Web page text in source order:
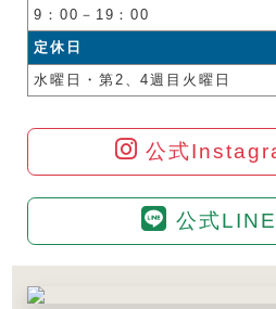
9：00－19：00
定休日
水曜日・第2、4週目火曜日
公式
公式